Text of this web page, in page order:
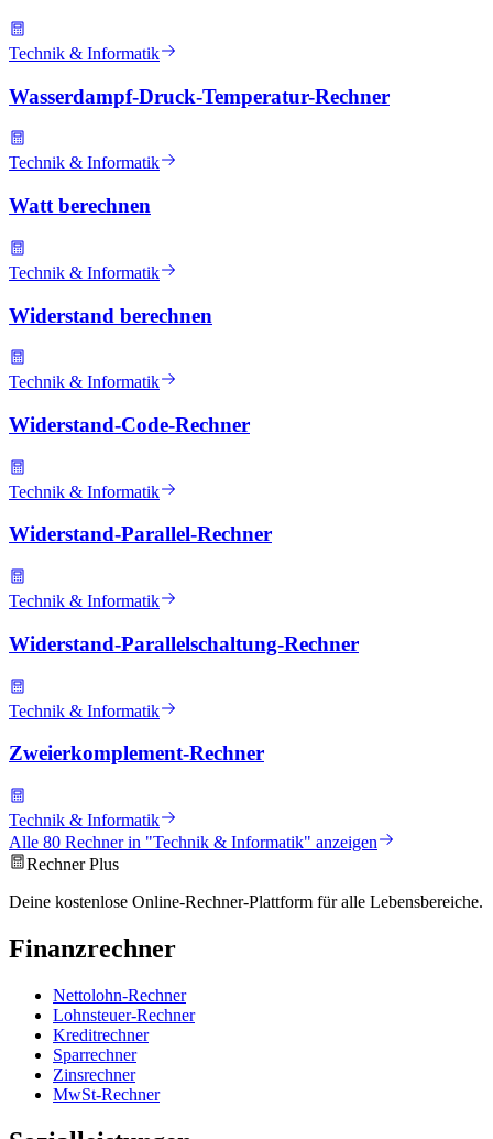
Technik & Informatik
Wasserdampf-Druck-Temperatur-Rechner
Technik & Informatik
Watt berechnen
Technik & Informatik
Widerstand berechnen
Technik & Informatik
Widerstand-Code-Rechner
Technik & Informatik
Widerstand-Parallel-Rechner
Technik & Informatik
Widerstand-Parallelschaltung-Rechner
Technik & Informatik
Zweierkomplement-Rechner
Technik & Informatik
Alle 80 Rechner in "Technik & Informatik" anzeigen
Rechner Plus
Deine kostenlose Online-Rechner-Plattform für alle Lebensbereiche.
Finanzrechner
Nettolohn-Rechner
Lohnsteuer-Rechner
Kreditrechner
Sparrechner
Zinsrechner
MwSt-Rechner